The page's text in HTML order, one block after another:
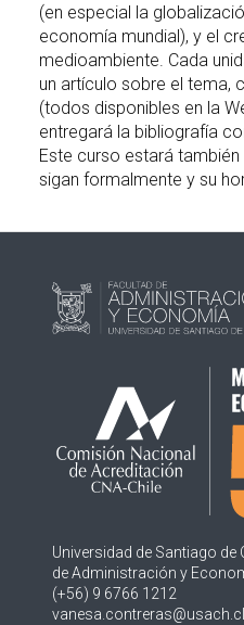
(en especial la
economía mundial), y el
medioambiente. Cada
un artículo sobre el tema,
(todos disponibles en la
entregará la bibliografía
Este curso estará
sigan formalmente y su
Universidad de Santiago de
de Administración y
(+56) 9 6766 1212
vanesa.contreras@usach.cl